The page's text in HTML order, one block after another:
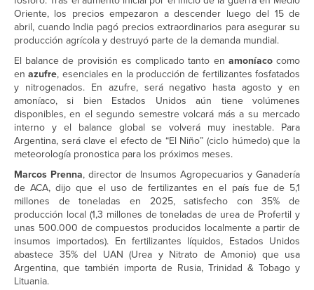
Oriente, los precios empezaron a descender luego del 15 de
abril, cuando India pagó precios extraordinarios para asegurar su
producción agrícola y destruyó parte de la demanda mundial.
El balance de provisión es complicado tanto en amoníacocomo
enazufre, esenciales en la producción de fertilizantes fosfatados
y nitrogenados. En azufre, será negativo hasta agosto y en
amoníaco, si bien Estados Unidos aún tiene volúmenes
disponibles, en el segundo semestre volcará más a su mercado
interno y el balance global se volverá muy inestable. Para
Argentina, será clave el efecto de “El Niño” (ciclo húmedo) que la
meteorología pronostica para los próximos meses.
Marcos Prenna, director de Insumos Agropecuarios y Ganadería
de ACA, dijo que el uso de fertilizantes en el país fue de 5,1
millones de toneladas en 2025, satisfecho con 35% de
producción local (1,3 millones de toneladas de urea de Profertil y
unas 500.000 de compuestos producidos localmente a partir de
insumos importados). En fertilizantes líquidos, Estados Unidos
abastece 35% del UAN (Urea y Nitrato de Amonio) que usa
Argentina, que también importa de Rusia, Trinidad & Tobago y
Lituania.